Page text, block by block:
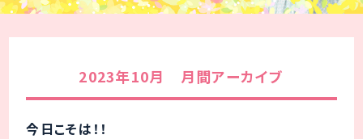
2023年10月 月間アーカイブ
今日こそは！！